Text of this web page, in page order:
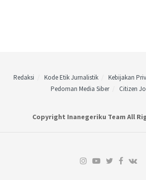
Redaksi Kode Etik Jurnalistik Kebijakan
Pedoman Media Siber
Citizen
Copyright Inanegeriku Team All